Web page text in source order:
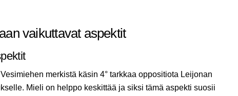
vaikuttavat aspektit
merkistä käsin 4° tarkkaa oppositiota Leijonan
Mieli on helppo keskittää ja siksi tämä aspekti suosii